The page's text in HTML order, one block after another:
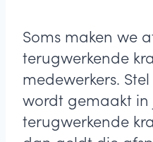
Soms maken we
terugwerkende
medewerkers.
wordt gemaakt in
terugwerkende